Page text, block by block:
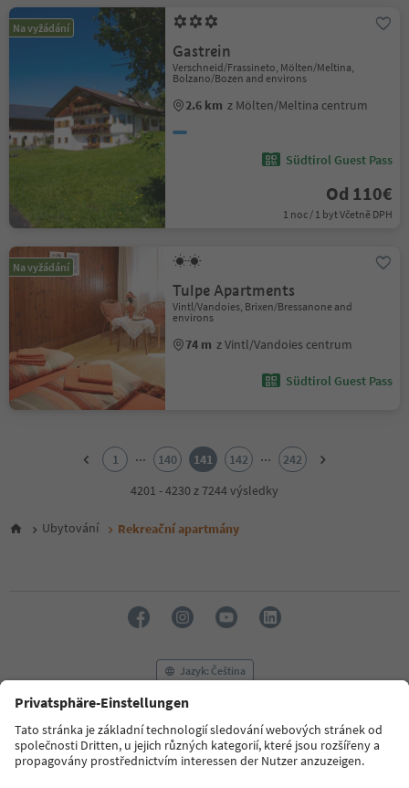
Na vyžádání
Gastrein
Verschneid/Frassineto, Mölten/Meltina,
Bolzano/Bozen and environs
2.6 km z Mölten/Meltina centrum
Südtirol Guest Pass
Od 110€
1 noc / 1 byt Včetně DPH
Na vyžádání
Tulpe Apartments
Vintl/Vandoies, Brixen/Bressanone and
environs
74 m z Vintl/Vandoies centrum
Südtirol Guest Pass
6
16
17
18
19
1 ... 140 141 142 ...
242
4201 - 4230 z 7244 výsledky
Ubytování Rekreační apartmány
Jazyk: Čeština
FAQ Kontaktujte nás Tisk
MICE
Zásady ochrany osobních údajů
Podmínky a ujednání
Tiráž